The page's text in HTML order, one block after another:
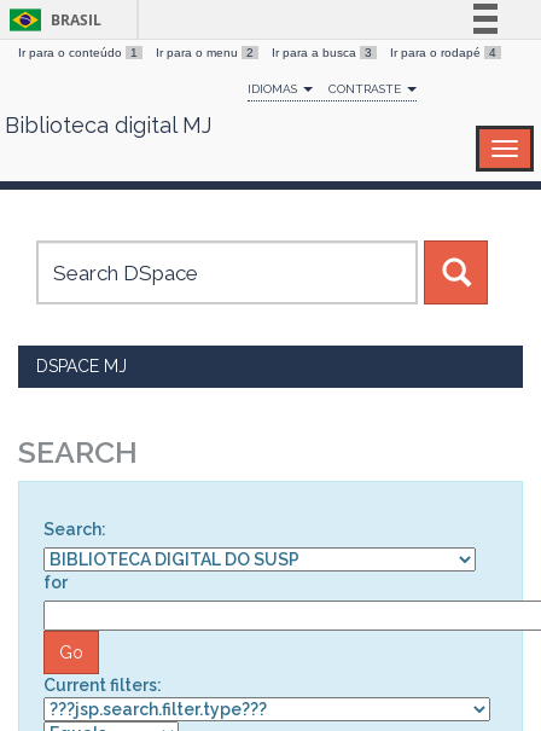
Skip
BRASIL
Simplifique!
Comunica BR
Canais
Ir para o conteúdo 1 Ir para o menu 2 Ir para a busca 3 Ir para o rodapé 4
IDIOMAS CONTRASTE
Biblioteca digital MJ
DSPACE MJ
SEARCH
Search:
for
Current filters: